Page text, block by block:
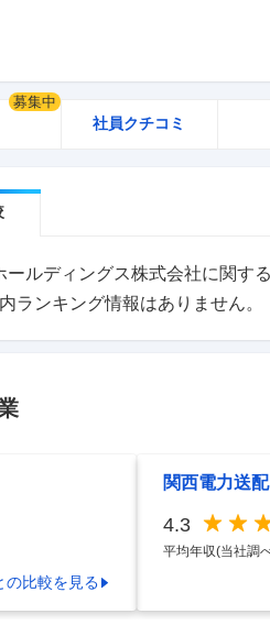
募集中
社員クチコミ
ールディングス株式会社に関する
ランキング情報はありません。
の比較を見る
関西電力送
4.3
平均年収(当社調